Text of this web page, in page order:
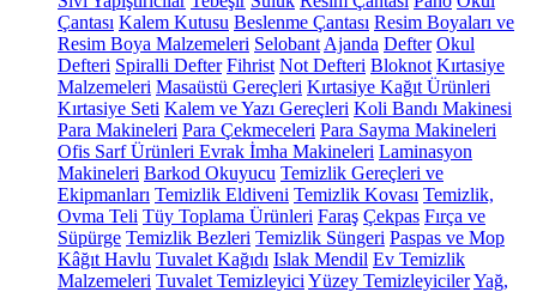
Çantası Kalem Kutusu Beslenme Çantası Resim Boyaları ve
Resim Boya Malzemeleri Selobant Ajanda Defter Okul
Defteri Spiralli Defter Fihrist Not Defteri Bloknot Kırtasiye
Malzemeleri Masaüstü Gereçleri Kırtasiye Kağıt Ürünleri
Kırtasiye Seti Kalem ve Yazı Gereçleri Koli Bandı Makinesi
Para Makineleri Para Çekmeceleri Para Sayma Makineleri
Ofis Sarf Ürünleri Evrak İmha Makineleri Laminasyon
Makineleri Barkod Okuyucu Temizlik Gereçleri ve
Ekipmanları Temizlik Eldiveni Temizlik Kovası Temizlik,
Ovma Teli Tüy Toplama Ürünleri Faraş Çekpas Fırça ve
Süpürge Temizlik Bezleri Temizlik Süngeri Paspas ve Mop
Kâğıt Havlu Tuvalet Kağıdı Islak Mendil Ev Temizlik
Malzemeleri Tuvalet Temizleyici Yüzey TemizleyicilerYağ,